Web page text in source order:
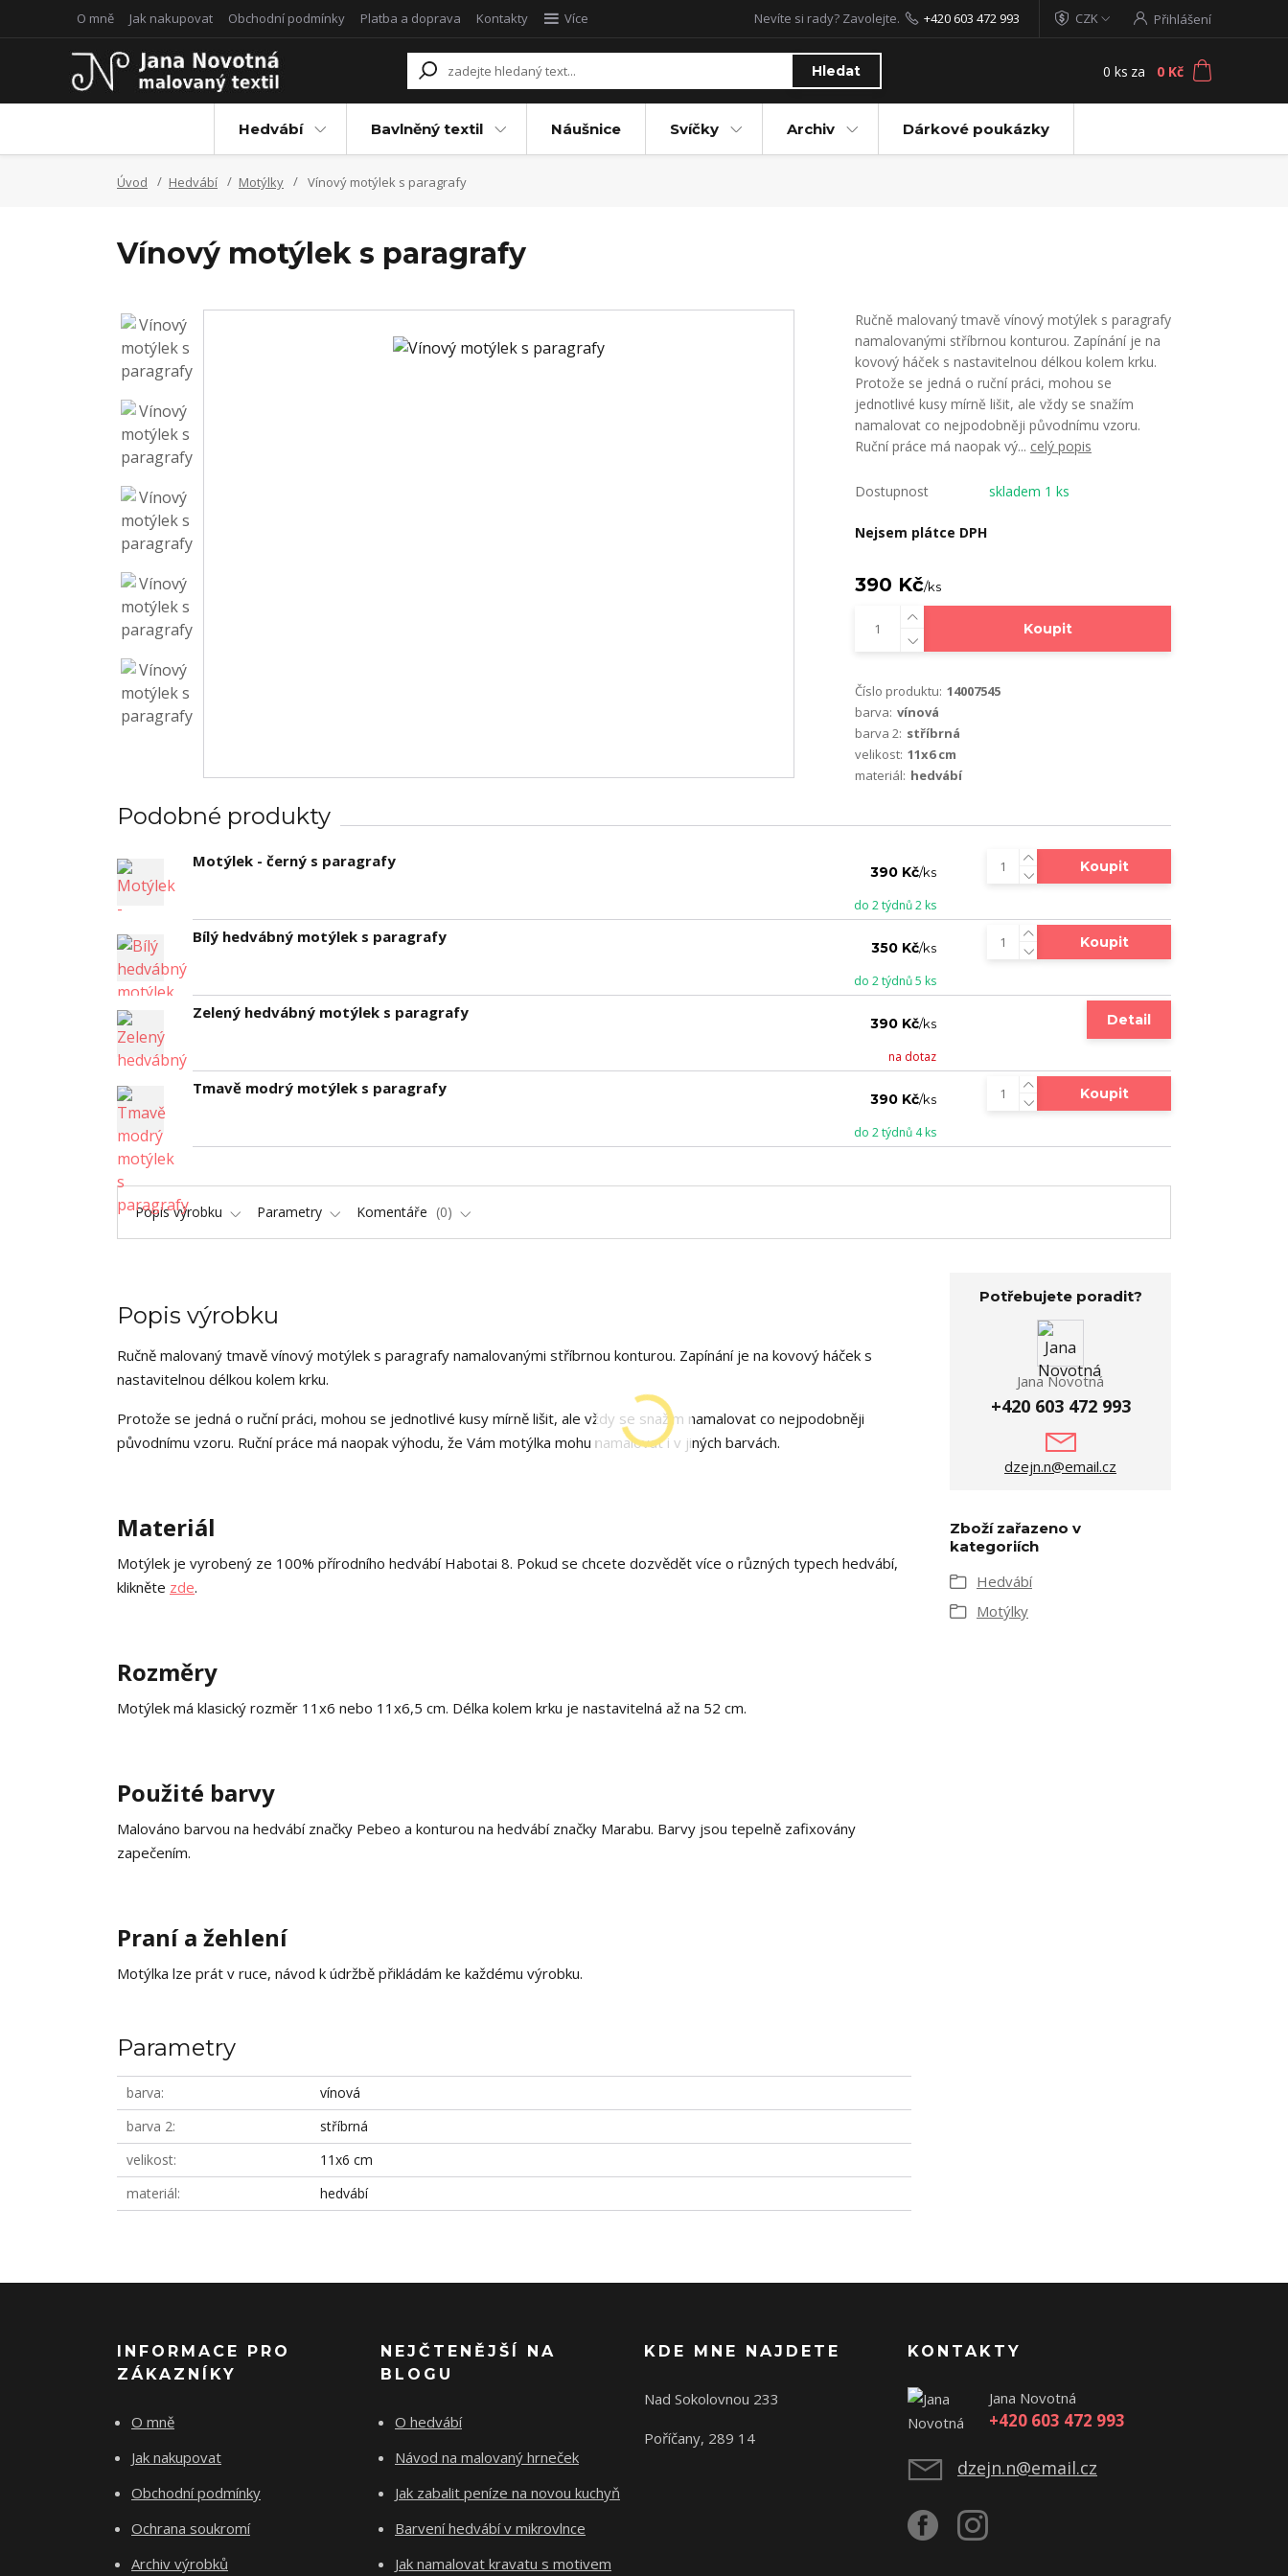
O mně Jak nakupovat Obchodní podmínky Platba a doprava Kontakty Více CZK Přihlášení
Hledat
Nevíte si rady? Zavolejte. +420 603 472 993
0 ks za 0 Kč
Hedvábí Bavlněný textil Náušnice Svíčky Archiv Dárkové poukázky
Úvod Hedvábí Motýlky Vínový motýlek s paragrafy
Vínový motýlek s paragrafy
Ručně malovaný tmavě vínový motýlek s paragrafy
namalovanými stříbrnou konturou. Zapínání je na
kovový háček s nastavitelnou délkou kolem krku.
Protože se jedná o ruční práci, mohou se
jednotlivé kusy mírně lišit, ale vždy se snažím
namalovat co nejpodobněji původnímu vzoru.
Ruční práce má naopak vý... celý popis
Dostupnost skladem 1 ks
Nejsem plátce DPH
390 Kč/ks
Koupit
Číslo produktu: 14007545
barva: vínová
barva 2: stříbrná
velikost: 11x6 cm
materiál: hedvábí
Podobné produkty
Motýlek - černý s paragrafy
390 Kč/ks
do 2 týdnů 2 ks
Koupit
Bílý hedvábný motýlek s paragrafy
350 Kč/ks
do 2 týdnů 5 ks
Koupit
Zelený hedvábný motýlek s paragrafy
390 Kč/ks
na dotaz
Detail
Tmavě modrý motýlek s paragrafy
390 Kč/ks
do 2 týdnů 4 ks
Koupit
Popis výrobku Parametry Komentáře 0
Popis výrobku
Ručně malovaný tmavě vínový motýlek s paragrafy namalovanými stříbrnou konturou. Zapínání je na kovový háček s
nastavitelnou délkou kolem krku.
Protože se jedná o ruční práci, mohou se jednotlivé kusy mírně lišit, ale vždy se snažím namalovat co nejpodobněji
původnímu vzoru. Ruční práce má naopak výhodu, že Vám motýlka mohu namalovat i v jiných barvách.
Materiál
Motýlek je vyrobený ze 100% přírodního hedvábí Habotai 8. Pokud se chcete dozvědět více o různých typech hedvábí,
klikněte zde.
Rozměry
Motýlek má klasický rozměr 11x6 nebo 11x6,5 cm. Délka kolem krku je nastavitelná až na 52 cm.
Použité barvy
Malováno barvou na hedvábí značky Pebeo a konturou na hedvábí značky Marabu. Barvy jsou tepelně zafixovány
zapečením.
Praní a žehlení
Motýlka lze prát v ruce, návod k údržbě přikládám ke každému výrobku.
Parametry
barva
vínová
barva 2
stříbrná
velikost
11x6 cm
materiál
hedvábí
Potřebujete poradit?
Jana Novotná
+420 603 472 993
dzejn.n@email.cz
Zboží zařazeno v
kategoriích
Hedvábí
Motýlky
INFORMACE PRO
ZÁKAZNÍKY
O mně
Jak nakupovat
Obchodní podmínky
Ochrana soukromí
Archiv výrobků
NEJČTENĚJŠÍ NA
BLOGU
O hedvábí
Návod na malovaný hrneček
Jak zabalit peníze na novou kuchyň
Barvení hedvábí v mikrovlnce
Jak namalovat kravatu s motivem
KDE MNE NAJDETE
Nad Sokolovnou 233
Poříčany, 289 14
KONTAKTY
Jana Novotná
+420 603 472 993
dzejn.n@email.cz